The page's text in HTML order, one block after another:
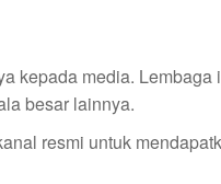
kepada media. Lembaga
besar lainnya.
resmi untuk